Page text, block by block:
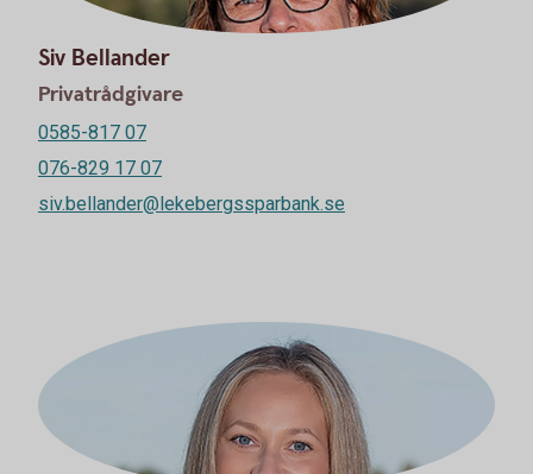
Siv Bellander
Privatrådgivare
0585-817 07
076-829 17 07
siv.bellander@lekebergssparbank.se